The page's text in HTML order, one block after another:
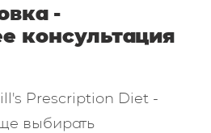
-
консультация
Prescription Diet -
выбирать